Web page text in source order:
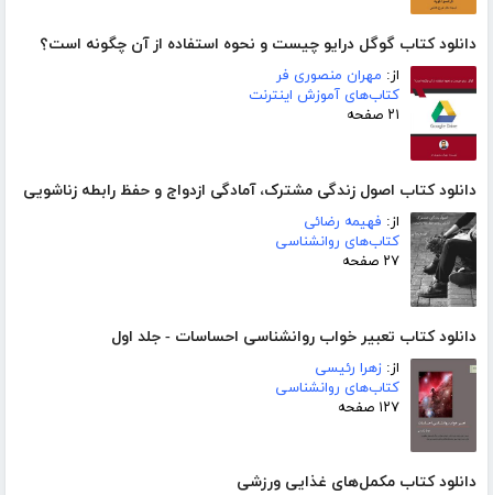
دانلود کتاب گوگل درایو چیست و نحوه استفاده از آن چگونه است؟
از: مهران منصوری فر
کتاب‌های آموزش اینترنت
۲۱ صفحه
دانلود کتاب اصول زندگی مشترک، آمادگی ازدواج و حفظ رابطه زناشویی
از: فهیمه رضائی
کتاب‌های روانشناسی
۲۷ صفحه
دانلود کتاب تعبیر خواب روانشناسی احساسات - جلد اول
از: زهرا رئیسی
کتاب‌های روانشناسی
۱۲۷ صفحه
دانلود کتاب مکمل‌های غذایی ورزشی